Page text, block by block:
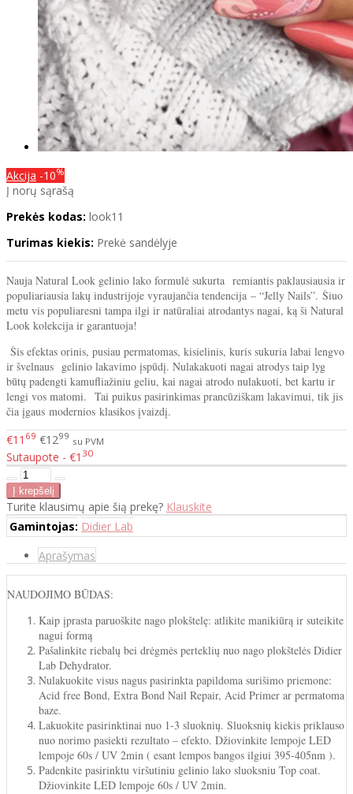
Akcija -10%
Į norų sąrašą
Prekės kodas: look11
Turimas kiekis: Prekė sandėlyje
Nauja Natural Look gelinio lako formulė sukurta remiantis paklausiausia ir
populiariausia lakų industrijoje vyraujančia tendencija – “Jelly Nails”. Šiuo
metu vis populiaresni tampa ilgi ir natūraliai atrodantys nagai, ką ši Natural
Look kolekcija ir garantuoja!
Šis efektas orinis, pusiau permatomas, kisielinis, kuris sukuria labai lengvo
ir švelnaus gelinio lakavimo įspūdį. Nulakakuoti nagai atrodys taip lyg
būtų padengti kamufliažiniu geliu, kai nagai atrodo nulakuoti, bet kartu ir
lengi vos matomi. Tai puikus pasirinkimas prancūziškam lakavimui, tik jis
čia įgaus modernios klasikos įvaizdį.
€11 69 €1299 su PVM
Sutaupote - €1 30
Turite klausimų apie šią prekę? Klauskite
Gamintojas: Didier Lab
Aprašymas
NAUDOJIMO BŪDAS:
Kaip įprasta paruoškite nago plokštelę: atlikite manikiūrą ir suteikite
nagui formą
Pašalinkite riebalų bei drėgmės perteklių nuo nago plokštelės Didier
Lab Dehydrator.
Nulakuokite visus nagus pasirinkta papildoma surišimo priemone:
Acid free Bond, Extra Bond Nail Repair, Acid Primer ar permatoma
baze.
Lakuokite pasirinktinai nuo 1-3 sluoknių. Sluoksnių kiekis priklauso
nuo norimo pasiekti rezultato – efekto. Džiovinkite lempoje LED
lempoje 60s / UV 2min ( esant lempos bangos ilgiui 395-405nm ).
Padenkite pasirinktu viršutiniu gelinio lako sluoksniu Top coat.
Džiovinkite LED lempoje 60s / UV 2min.